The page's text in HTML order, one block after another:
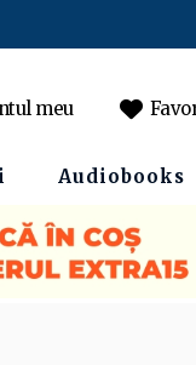
meu
Audiobooks